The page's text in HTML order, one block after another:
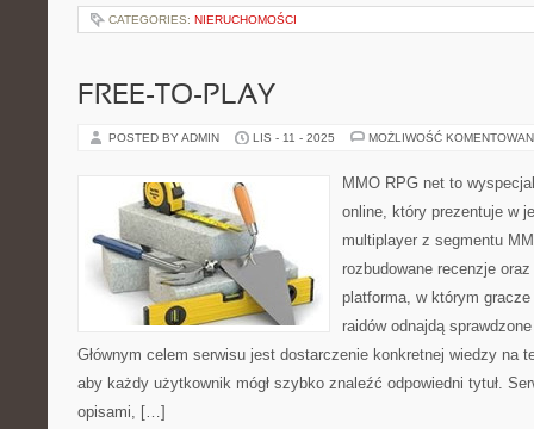
CATEGORIES: NIERUCHOMOŚCI
FREE-TO-PLAY
POSTED BY ADMIN LIS - 11 - 2025 MOŻLIWOŚĆ
MMO RPG net to
online, który prezentuje w
multiplayer z segmentu
rozbudowane recenzje
platforma, w którym
raidów odnajdą
Głównym celem serwisu jest dostarczenie konkretnej wiedzy na
aby każdy użytkownik mógł szybko znaleźć odpowiedni tytuł.
opisami, […]